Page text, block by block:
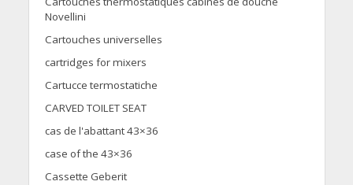
Novellini
Cartouches universelles
cartridges for mixers
Cartucce termostatiche
CARVED TOILET SEAT
cas de l'abattant 43×36
case of the 43×36
Cassette Geberit